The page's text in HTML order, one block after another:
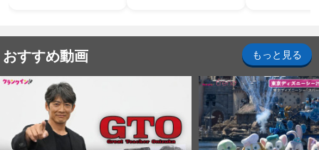
おすすめ動画 もっと見る